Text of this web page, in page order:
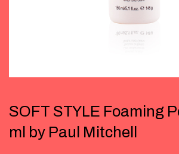
SOFT STYLE Foaming
ml by Paul Mitchell